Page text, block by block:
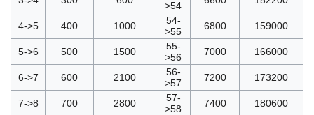
>54
4->5 400 1000
54-
>55
6800 159000
5->6 500 1500
55-
>56
7000 166000
6->7 600 2100
56-
>57
7200 173200
7->8 700 2800
57-
>58
7400 180600